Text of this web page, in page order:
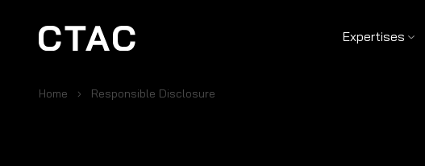
Expertises
Home Responsible Disclosure